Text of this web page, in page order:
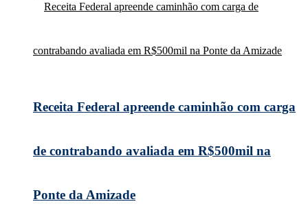
Receita Federal apreende caminhão com carga
de contrabando avaliada em R$500mil na
Ponte da Amizade